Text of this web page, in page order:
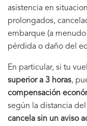
asistencia en
prolongados,
embarque (a
pérdida o daño del
En particular, si tu
superior a 3 horas,
compensación
según la distancia
cancela sin un aviso